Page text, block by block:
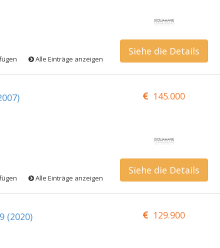
Alle Einträge anzeigen
Siehe die Details
145.000
Alle Einträge anzeigen
Siehe die Details
(2020) 129.900